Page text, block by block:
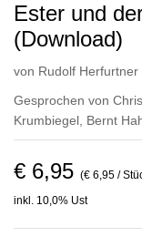
Ester und
(Download)
von Rudolf Herfurtner
Gesprochen von
Krumbiegel Bernt
€ 6,95 (€ 6,95 /
inkl. 10,0% Ust